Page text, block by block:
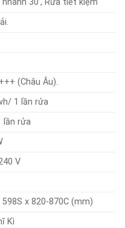
30’, Rửa tiết kiệm
(Châu Âu).
1 lần rửa
lần rửa
V
598S x 820-870C (mm)
Kì